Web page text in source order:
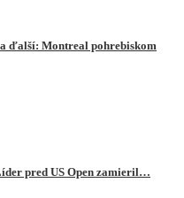
ďalší: Montreal pohrebiskom
pred US Open zamieril…